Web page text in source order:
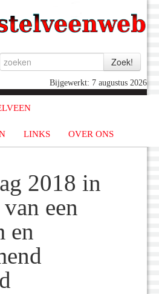
Bijgewerkt: 7 augustus 2026
LINKS OVER ONS
2018 in
een
en